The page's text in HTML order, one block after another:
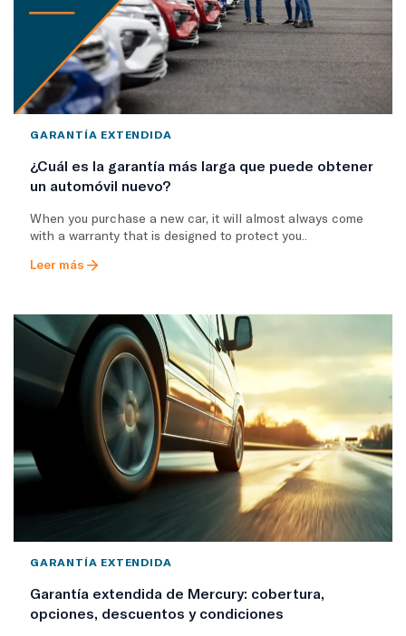
GARANTÍA EXTENDIDA
¿Cuál es la garantía más larga que puede obtener
un automóvil nuevo?
When you purchase a new car, it will almost always come
with a warranty that is designed to protect you..
Leer más
GARANTÍA EXTENDIDA
Garantía extendida de Mercury: cobertura,
opciones, descuentos y condiciones